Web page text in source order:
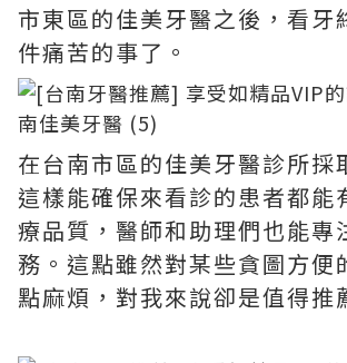
市東區的佳美牙醫之後，看牙
件痛苦的事了。
在台南市區的佳美牙醫診所採
這樣能確保來看診的患者都能
療品質，醫師和助理們也能專
務。這點雖然對某些貪圖方便
點麻煩，對我來說卻是值得推